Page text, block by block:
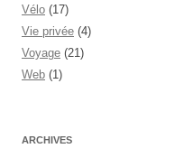
Vélo (17)
Vie privée (4)
Voyage (21)
Web (1)
ARCHIVES